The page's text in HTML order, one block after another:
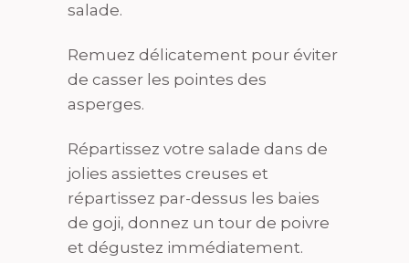
salade.
Remuez délicatement pour éviter
de casser les pointes des
asperges.
Répartissez votre salade dans de
jolies assiettes creuses et
répartissez par-dessus les baies
de goji, donnez un tour de poivre
et dégustez immédiatement.